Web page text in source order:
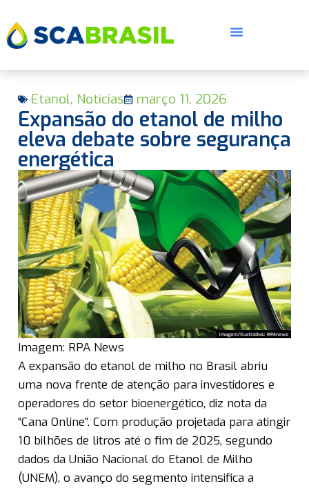
Etanol, Notícias março 11, 2026
Expansão do etanol de milho
eleva debate sobre segurança
energética
Imagem: RPA News
A expansão do etanol de milho no Brasil abriu
uma nova frente de atenção para investidores e
operadores do setor bioenergético, diz nota da
“Cana Online”. Com produção projetada para atingir
10 bilhões de litros até o fim de 2025, segundo
dados da União Nacional do Etanol de Milho
(UNEM), o avanço do segmento intensifica a